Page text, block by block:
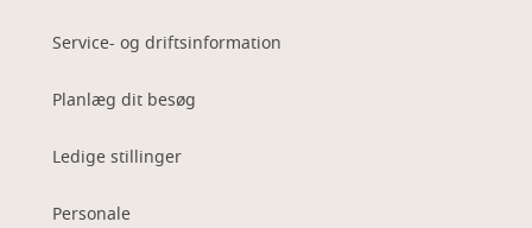
Service- og driftsinformation
Planlæg dit besøg
Ledige stillinger
Personale